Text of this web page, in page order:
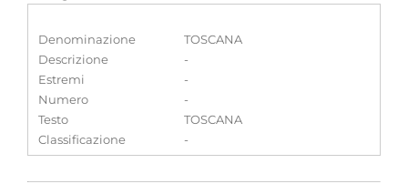
Denominazione
TOSCANA
Descrizione
-
Estremi
-
Numero
-
Testo
TOSCANA
Classificazione
-